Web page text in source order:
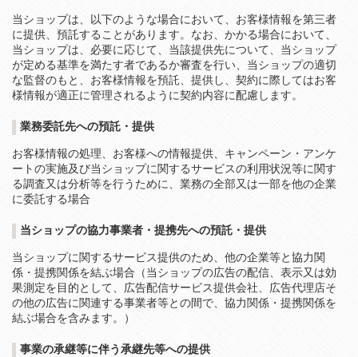
当ショップは、以下のような場合において、お客様情報を第三者
に提供、預託することがあります。なお、かかる場合において、
当ショップは、必要に応じて、当該提供先について、当ショップ
が定める基準を満たす者であるか審査を行い、当ショップの適切
な監督のもと、お客様情報を預託、提供し、契約に際してはお客
様情報が適正に管理されるように契約内容に配慮します。
業務委託先への預託・提供
お客様情報の処理、お客様への情報提供、キャンペーン・アンケ
ートの実施及び当ショップに関するサービスの利用状況等に関す
る調査又は分析等を行うために、業務の全部又は一部を他の企業
に委託する場合
当ショップの協力事業者・提携先への預託・提供
当ショップに関するサービス提供のため、他の企業等と協力関
係・提携関係を結ぶ場合（当ショップの広告の配信、表示又は効
果測定を目的として、広告配信サービス提供会社、広告代理店そ
の他の広告に関連する事業者等との間で、協力関係・提携関係を
結ぶ場合を含みます。）
事業の承継等に伴う承継先等への提供